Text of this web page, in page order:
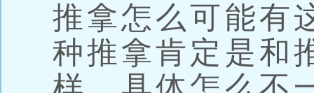
推拿怎么可能有
种推拿肯定是和